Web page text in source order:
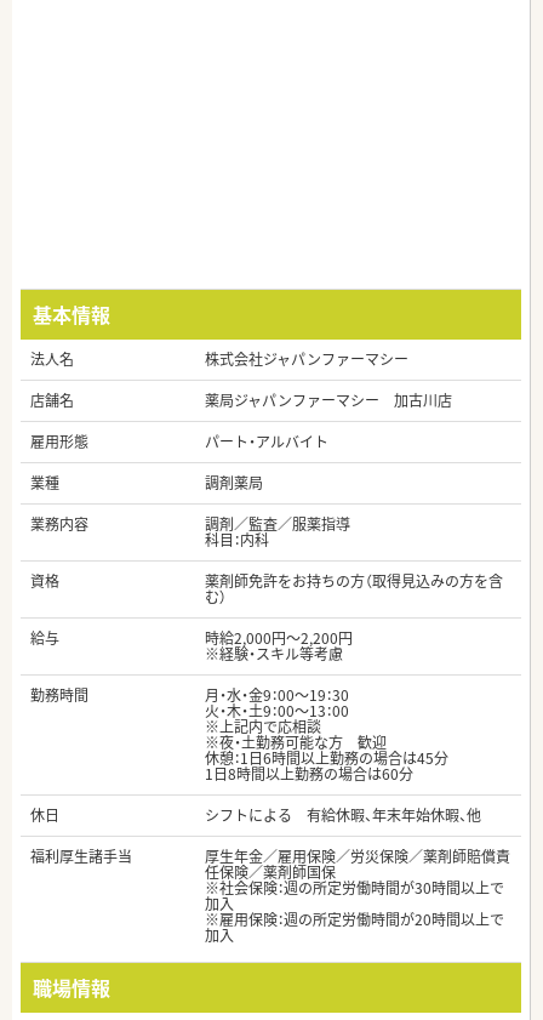
基本情報
法人名
株式会社ジャパンファーマシー
店舗名
薬局ジャパンファーマシー 加古川店
雇用形態
パート・アルバイト
業種
調剤薬局
業務内容
調剤／監査／服薬指導
科目：内科
資格
薬剤師免許をお持ちの方（取得見込みの方を含
む）
給与
時給2,000円～2,200円
※経験・スキル等考慮
勤務時間
月・水・金9：00～19：30
火・木・土9：00～13：00
※上記内で応相談
※夜・土勤務可能な方 歓迎
休憩：1日6時間以上勤務の場合は45分
1日8時間以上勤務の場合は60分
休日
シフトによる 有給休暇、年末年始休暇、他
福利厚生諸手当
厚生年金／雇用保険／労災保険／薬剤師賠償責
任保険／薬剤師国保
※社会保険：週の所定労働時間が30時間以上で
加入
※雇用保険：週の所定労働時間が20時間以上で
加入
職場情報